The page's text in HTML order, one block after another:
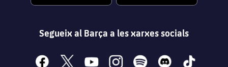
Segueix al Barça a les xarxes socials
facebook
x youtubeinstagramspotify discord tiktok